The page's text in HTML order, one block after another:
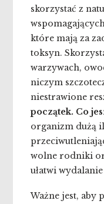
skorzystać z
które mają za
toksyn.
warzywach,
niczym
niestrawione
początek. Co
organizm dużą
wolne rodniki
ułatwi
Ważne jest, aby